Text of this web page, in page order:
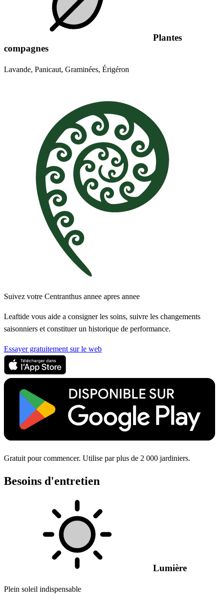
Plantes
compagnes
Lavande, Panicaut, Graminées, Érigéron
Suivez votre Centranthus annee apres annee
Leaftide vous aide a consigner les soins, suivre les changements
saisonniers et constituer un historique de performance.
Essayer gratuitement sur le web
Gratuit pour commencer. Utilise par plus de 2 000 jardiniers.
Besoins d'entretien
Lumière
Plein soleil indispensable